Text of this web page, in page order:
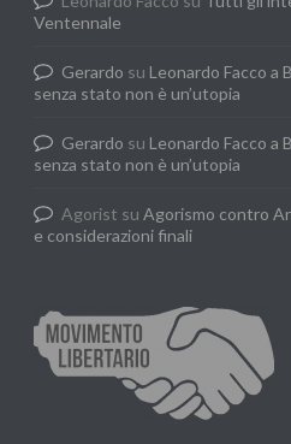
Ventennale
Gerardo su Leonardo Facco a
senza stato non è un’utopia
Gerardo su Leonardo Facco a
senza stato non è un’utopia
Agorist suAgorismo contro
e considerazioni finali